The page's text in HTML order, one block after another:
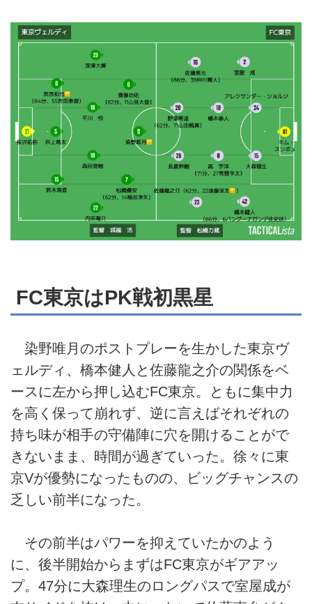
FC東京はPK戦初黒星
染野唯月のポストプレーを生かした東京ヴ
ェルディ、橋本健人と佐藤龍之介の関係をベ
ースに左から押し込むFC東京。ともに集中力
を高く保って崩れず、逆に言えばそれぞれの
持ち味が相手の守備陣に穴を開けることがで
きないまま、時間が過ぎていった。徐々に東
京Vが優勢になったものの、ビッグチャンスの
乏しい前半になった。
その前半はパワーを抑えていたかのよう
に、後半開始からまずはFC東京がギアアッ
プ。47分に大森理生のロングパスで室屋成が